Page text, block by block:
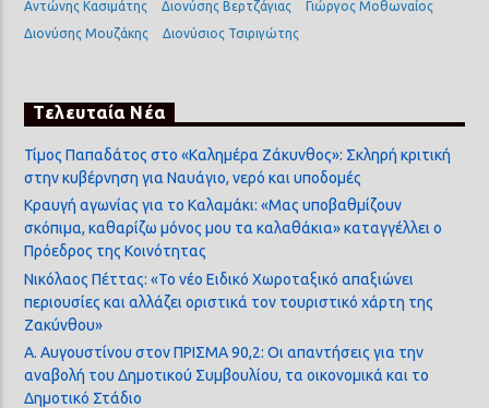
Αντώνης Κασιμάτης
Διονύσης Βερτζάγιας
Γιώργος Μοθωναίος
Διονύσης Μουζάκης
Διονύσιος Τσιριγώτης
Τελευταία Νέα
Τίμος Παπαδάτος στο «Καλημέρα Ζάκυνθος»: Σκληρή κριτική
στην κυβέρνηση για Ναυάγιο, νερό και υποδομές
Κραυγή αγωνίας για το Καλαμάκι: «Μας υποβαθμίζουν
σκόπιμα, καθαρίζω μόνος μου τα καλαθάκια» καταγγέλλει ο
Πρόεδρος της Κοινότητας
Νικόλαος Πέττας: «Το νέο Ειδικό Χωροταξικό απαξιώνει
περιουσίες και αλλάζει οριστικά τον τουριστικό χάρτη της
Ζακύνθου»
Α. Αυγουστίνου στον ΠΡΙΣΜΑ 90,2: Οι απαντήσεις για την
αναβολή του Δημοτικού Συμβουλίου, τα οικονομικά και το
Δημοτικό Στάδιο